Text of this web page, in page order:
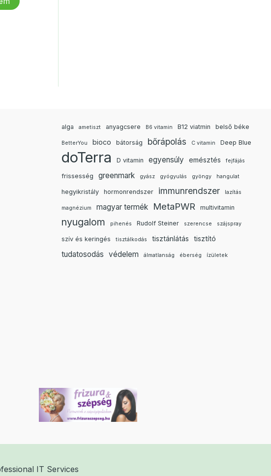
231 Ft.
alga ametiszt anyagcsere B6 vitamin B12 viatmin belső béke
BetterYou bioco bátorság bőrápolás C vitamin Deep Blue
doTerra D vitamin egyensúly emésztés fejfájás
frissesség greenmark gyász gyógyulás gyöngy hangulat
hegyikristály hormonrendszer immunrendszer lazítás
magnézium magyar termék MetaPWR multivitamin
nyugalom pihenés Rudolf Steiner szerencse szájspray
szív és keringés tisztálkodás tisztánlátás tisztító
tudatosodás védelem álmatlanság éberség ízületek
IT Services